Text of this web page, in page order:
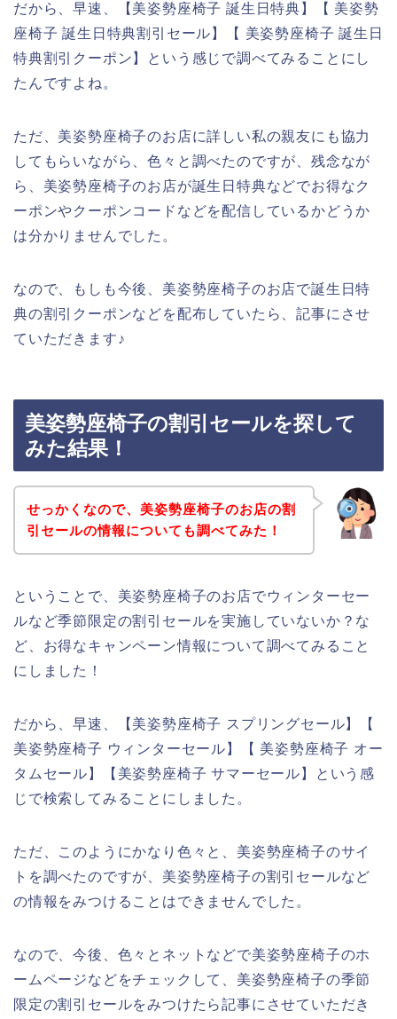
だから、早速、【美姿勢座椅子 誕生日特典】【 美姿勢
座椅子 誕生日特典割引セール】【 美姿勢座椅子 誕生日
特典割引クーポン】という感じで調べてみることにし
たんですよね。
ただ、美姿勢座椅子のお店に詳しい私の親友にも協力
してもらいながら、色々と調べたのですが、残念なが
ら、美姿勢座椅子のお店が誕生日特典などでお得なク
ーポンやクーポンコードなどを配信しているかどうか
は分かりませんでした。
なので、もしも今後、美姿勢座椅子のお店で誕生日特
典の割引クーポンなどを配布していたら、記事にさせ
ていただきます♪
美姿勢座椅子の割引セールを探して
みた結果！
せっかくなので、美姿勢座椅子のお店の割
引セールの情報についても調べてみた！
ということで、美姿勢座椅子のお店でウィンターセー
ルなど季節限定の割引セールを実施していないか？な
ど、お得なキャンペーン情報について調べてみること
にしました！
だから、早速、【美姿勢座椅子 スプリングセール】【
美姿勢座椅子 ウィンターセール】【 美姿勢座椅子 オー
タムセール】【美姿勢座椅子 サマーセール】という感
じで検索してみることにしました。
ただ、このようにかなり色々と、美姿勢座椅子のサイ
トを調べたのですが、美姿勢座椅子の割引セールなど
の情報をみつけることはできませんでした。
なので、今後、色々とネットなどで美姿勢座椅子のホ
ームページなどをチェックして、美姿勢座椅子の季節
限定の割引セールをみつけたら記事にさせていただき